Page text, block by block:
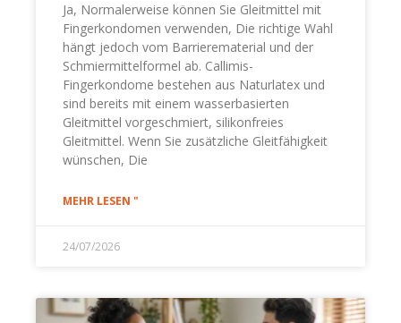
Ja, Normalerweise können Sie Gleitmittel mit
Fingerkondomen verwenden, Die richtige Wahl
hängt jedoch vom Barrierematerial und der
Schmiermittelformel ab. Callimis-
Fingerkondome bestehen aus Naturlatex und
sind bereits mit einem wasserbasierten
Gleitmittel vorgeschmiert, silikonfreies
Gleitmittel. Wenn Sie zusätzliche Gleitfähigkeit
wünschen, Die
MEHR LESEN "
24/07/2026